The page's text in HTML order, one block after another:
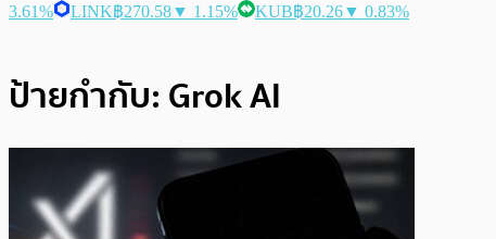
3.61%
LINK฿270.58▼ 1.15% KUB฿20.26▼ 0.83%
ป้ายกำกับ: Grok AI